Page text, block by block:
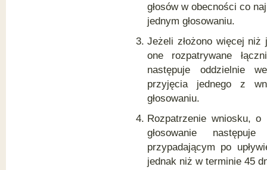
głosów w obecności co
jednym głosowaniu.
Jeżeli złożono więcej
one rozpatrywane
następuje oddzielnie
przyjęcia jednego z
głosowaniu.
Rozpatrzenie wniosku,
głosowanie
przypadającym po
jednak niż w terminie 45